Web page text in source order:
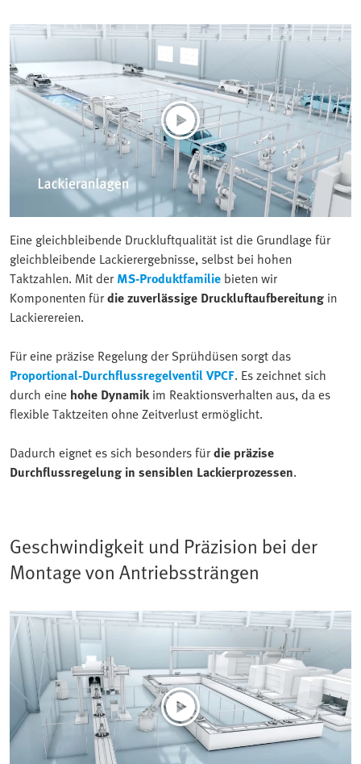
Eine gleichbleibende Druckluftqualität ist die Grundlage für
gleichbleibende Lackierergebnisse, selbst bei hohen
Taktzahlen. Mit der MS-Produktfamilie bieten wir
Komponenten fürdie zuverlässige Druckluftaufbereitung in
Lackierereien.
Für eine präzise Regelung der Sprühdüsen sorgt das
Proportional-Durchflussregelventil VPCF. Es zeichnet sich
durch eine hohe Dynamikim Reaktionsverhalten aus, da es
flexible Taktzeiten ohne Zeitverlust ermöglicht.
Dadurch eignet es sich besonders fürdie präzise
Durchflussregelung in sensiblen Lackierprozessen.
Geschwindigkeit und Präzision bei der
Montage von Antriebssträngen